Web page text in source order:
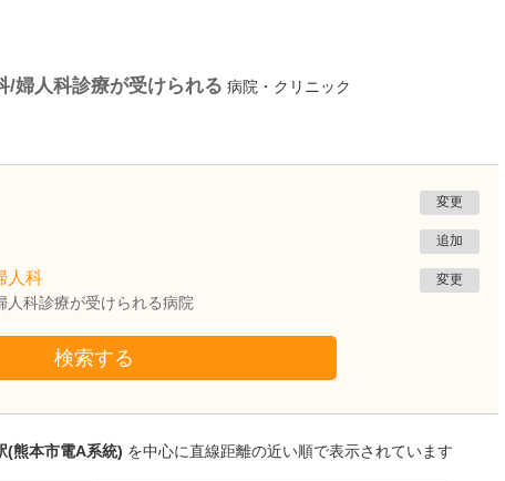
/婦人科診療が受けられる 病院・クリニック
変更
追加
人科
人科診療が受けられる病院
変更
検索する
(熊本市電A系統) を中心に直線距離の近い順で表示されています
下北沢スキンクリニック
保坂 宗孝院長取材記事